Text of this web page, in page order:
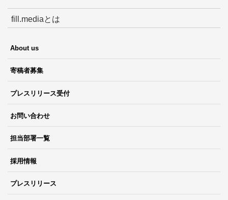
fill.mediaとは
About us
寄稿者募集
プレスリリース受付
お問い合わせ
担当部署一覧
採用情報
プレスリリース